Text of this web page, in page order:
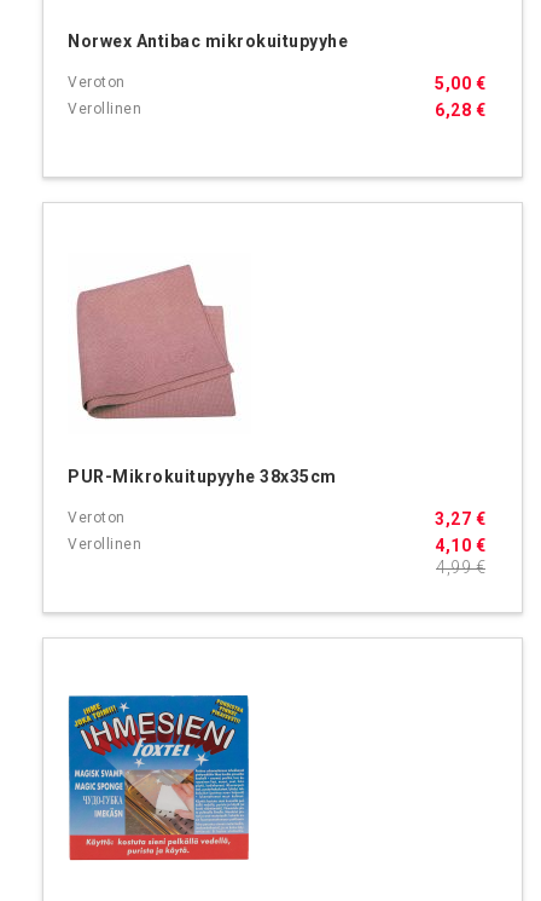
Norwex Antibac mikrokuitupyyhe
6,28 €
5,00 €
PUR-Mikrokuitupyyhe 38x35cm
4,10 €
3,27 €
4,99 €